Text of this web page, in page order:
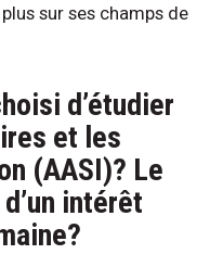
sur ses champs de
d’étudier
et les
(AASI)? Le
intérêt